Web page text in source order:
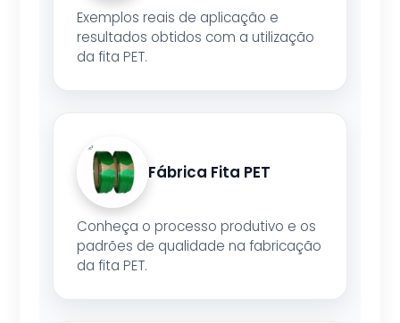
Exemplos reais de aplicação e
resultados obtidos com a utilização
da fita PET.
Fábrica Fita PET
Conheça o processo produtivo e os
padrões de qualidade na fabricação
da fita PET.